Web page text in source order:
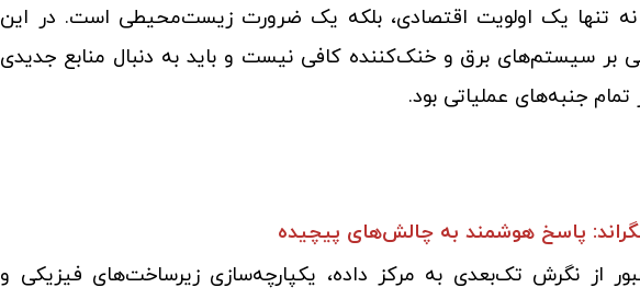
نه تنها یک اولویت اقتصادی، بلکه یک ضرورت زیست‌محیطی است. در این
بر سیستم‌های برق و خنک‌کننده کافی نیست و باید به دنبال منابع جدیدی
جنبه‌های عملیاتی بود.
پاسخ هوشمند به چالش‌های پیچیده
عبور از نگرش تک‌بعدی به مرکز داده، یکپارچه‌سازی زیرساخت‌های فیزیکی و